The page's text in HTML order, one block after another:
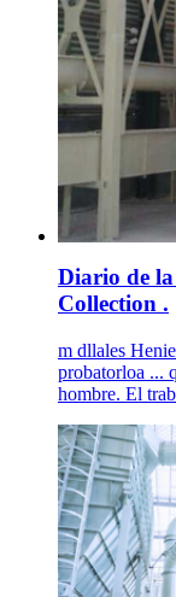
Diario de
Collection .
m dllales
probatorloa ...
hombre. El